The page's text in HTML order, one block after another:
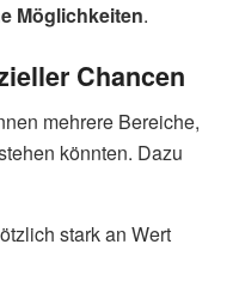
Möglichkeiten.
Chancen
mehrere Bereiche,
könnten. Dazu
stark an Wert